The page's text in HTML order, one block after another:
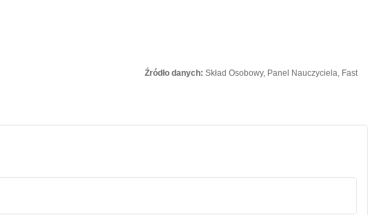
Źródło danych: Skład Osobowy, Panel Nauczyciela, Fast